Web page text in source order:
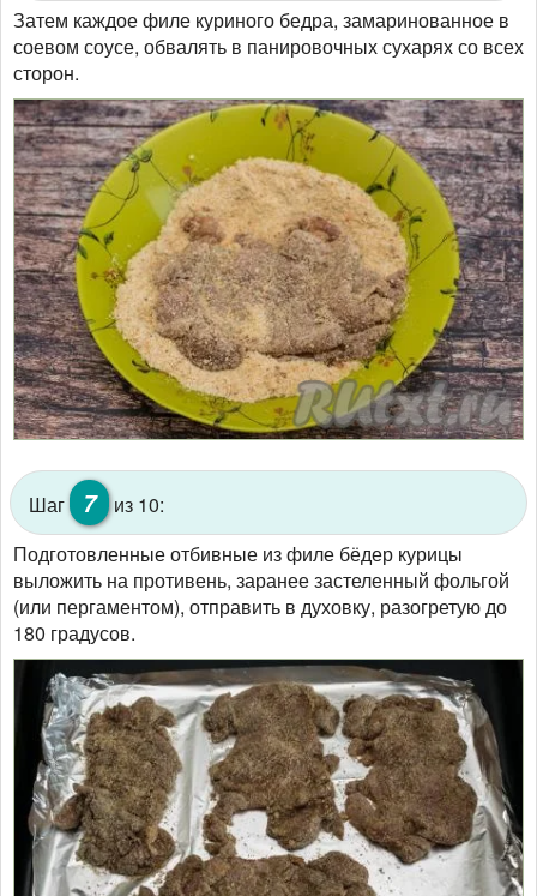
Затем каждое филе куриного бедра, замаринованное в
соевом соусе, обвалять в панировочных сухарях со всех
сторон.
Шаг 7
из 10:
Подготовленные отбивные из филе бёдер курицы
выложить на противень, заранее застеленный фольгой
(или пергаментом), отправить в духовку, разогретую до
180 градусов.